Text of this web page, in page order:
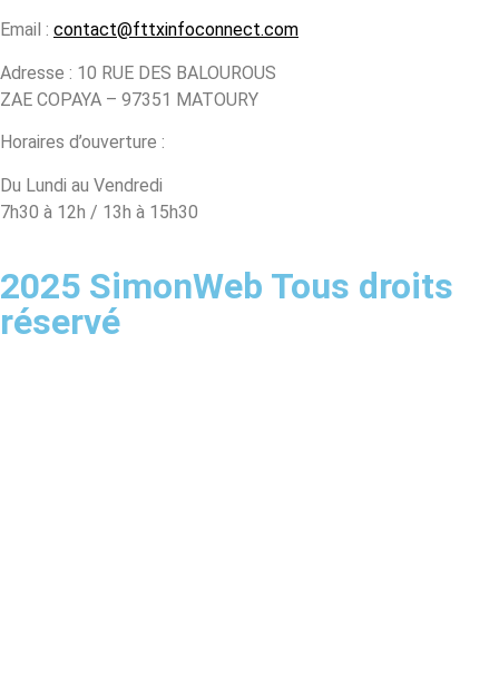
Email : contact@fttxinfoconnect.com
Adresse : 10 RUE DES BALOUROUS
ZAE COPAYA – 97351 MATOURY
Horaires d’ouverture :
Du Lundi au Vendredi
7h30 à 12h / 13h à 15h30
2025 SimonWeb Tous droits
réservé